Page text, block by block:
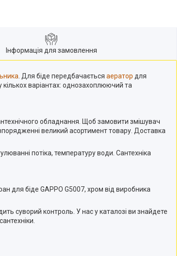
Інформація для замовлення
. Для біде передбачається аератор для
варіантах: однозахоплюючий та
обладнання. Щоб замовити змішувач
великий асортимент товару. Доставка
потіка, температуру води. Сантехніка
для біде GAPPO G5007, хром від виробника
суворий контроль. У нас у каталозі ви знайдете